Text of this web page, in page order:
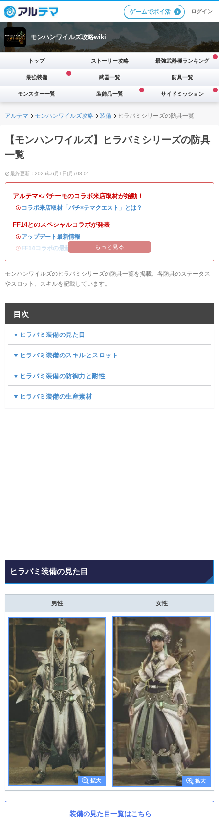
ゲームでポイ活 ログイン
モンハンワイルズ攻略wiki
トップ ストーリー攻略 最強武器種ランキング
最強装備 武器一覧 防具一覧
モンスター一覧 装飾品一覧 サイドミッション
アルテマ モンハンワイルズ攻略 装備 ヒラバミシリーズの防具一覧
【モンハンワイルズ】ヒラバミシリーズの防具
一覧
最終更新：2026年6月1日(月) 08:01
アルテマ×パチーモのコラボ来店取材が始動！
・ コラボ来店取材「パチ×テマクエスト」とは？
FF14とのスペシャルコラボが発表
・ アップデート最新情報
・ FF14コラボの最新情報 オメガ・プラネテス攻略
もっと見る
モンハンワイルズのヒラバミシリーズの防具一覧を掲載。各防具のステータス
やスロット、スキルを記載しています。
目次
▼ヒラバミ装備の見た目
▼ヒラバミ装備のスキルとスロット
▼ヒラバミ装備の防御力と耐性
▼ヒラバミ装備の生産素材
ヒラバミ装備の見た目
男性 女性
装備の見た目一覧はこちら